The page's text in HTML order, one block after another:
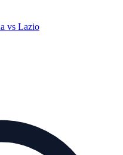
vs Lazio